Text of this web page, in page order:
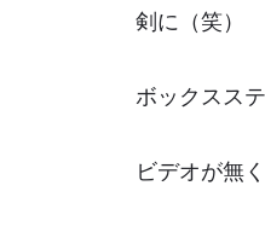
剣に（笑）
ボックスス
ビデオが無